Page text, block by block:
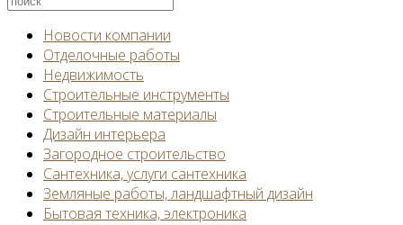
Новости компании
Отделочные работы
Недвижимость
Строительные инструменты
Строительные материалы
Дизайн интерьера
Загородное строительство
Сантехника, услуги сантехника
Земляные работы, ландшафтный дизайн
Бытовая техника, электроника